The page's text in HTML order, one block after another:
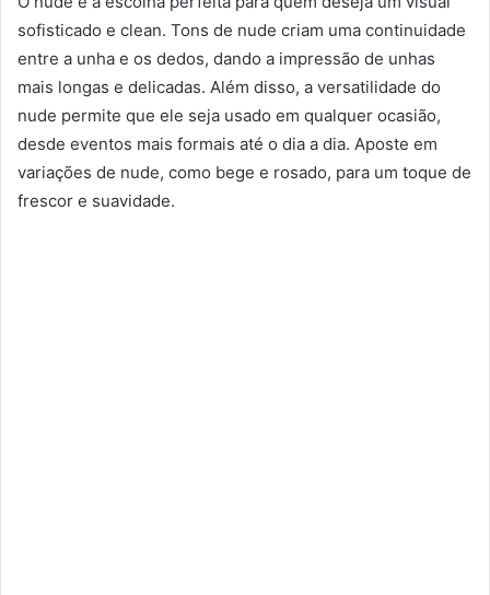
sofisticado e clean. Tons de nude criam uma continuidade
entre a unha e os dedos, dando a impressão de unhas
mais longas e delicadas. Além disso, a versatilidade do
nude permite que ele seja usado em qualquer ocasião,
desde eventos mais formais até o dia a dia. Aposte em
variações de nude, como bege e rosado, para um toque de
frescor e suavidade.